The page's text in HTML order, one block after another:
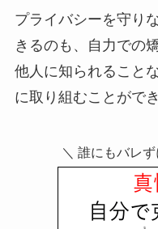
プライバシーを守り
きるのも、自力での
他人に知られること
に取り組むことができ
＼ 誰にもバレ